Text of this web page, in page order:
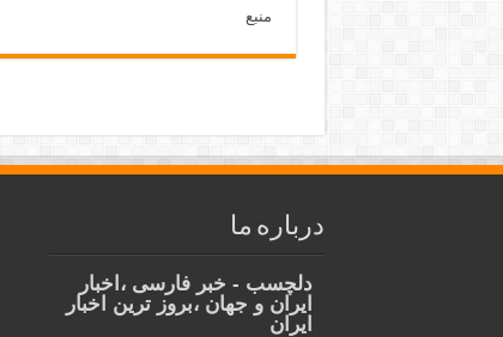
منبع
درباره ما
دلچسب - خبر فارسی ،اخبار
ایران و جهان ،بروز ترین اخبار
ایران